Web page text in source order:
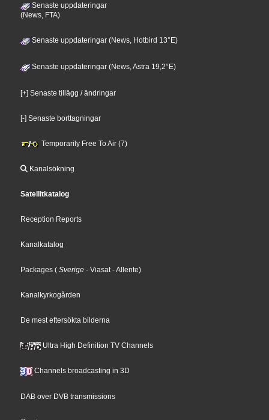
Senaste uppdateringar
(News, FTA)
Senaste uppdateringar (News, Hotbird 13°E)
Senaste uppdateringar (News, Astra 19,2°E)
[+] Senaste tillägg / ändringar
[-] Senaste borttagningar
Temporarily Free To Air (7)
Kanalsökning
Satellitkatalog
Reception Reports
Kanalkatalog
Packages ( Sverige - Viasat - Allente)
Kanalkyrkogården
De mest eftersökta bilderna
Ultra High Definition TV Channels
Channels broadcasting in 3D
DAB over DVB transmissions